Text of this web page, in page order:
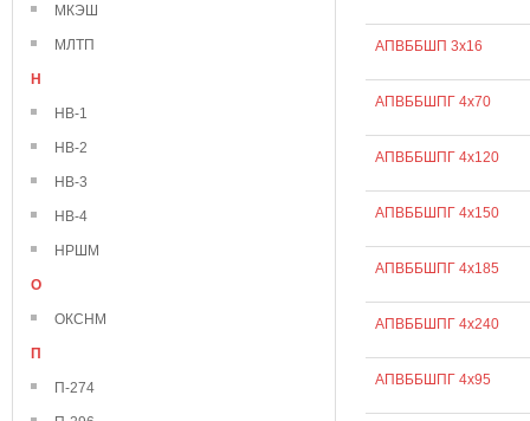
МКЭШ
МЛТП
Н
НВ-1
НВ-2
НВ-3
НВ-4
НРШМ
О
ОКСНМ
П
П-274
АПВББШП 3х16
АПВББШПГ 4х70
АПВББШПГ 4х120
АПВББШПГ 4х150
АПВББШПГ 4х185
АПВББШПГ 4х240
АПВББШПГ 4х95